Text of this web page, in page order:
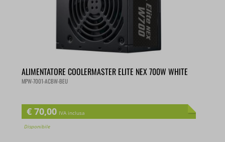
ALIMENTATORE COOLERMASTER ELITE NEX 700W WHITE
MPW-7001-ACBW-BEU
€ 70,00 IVA inclusa
Disponibile